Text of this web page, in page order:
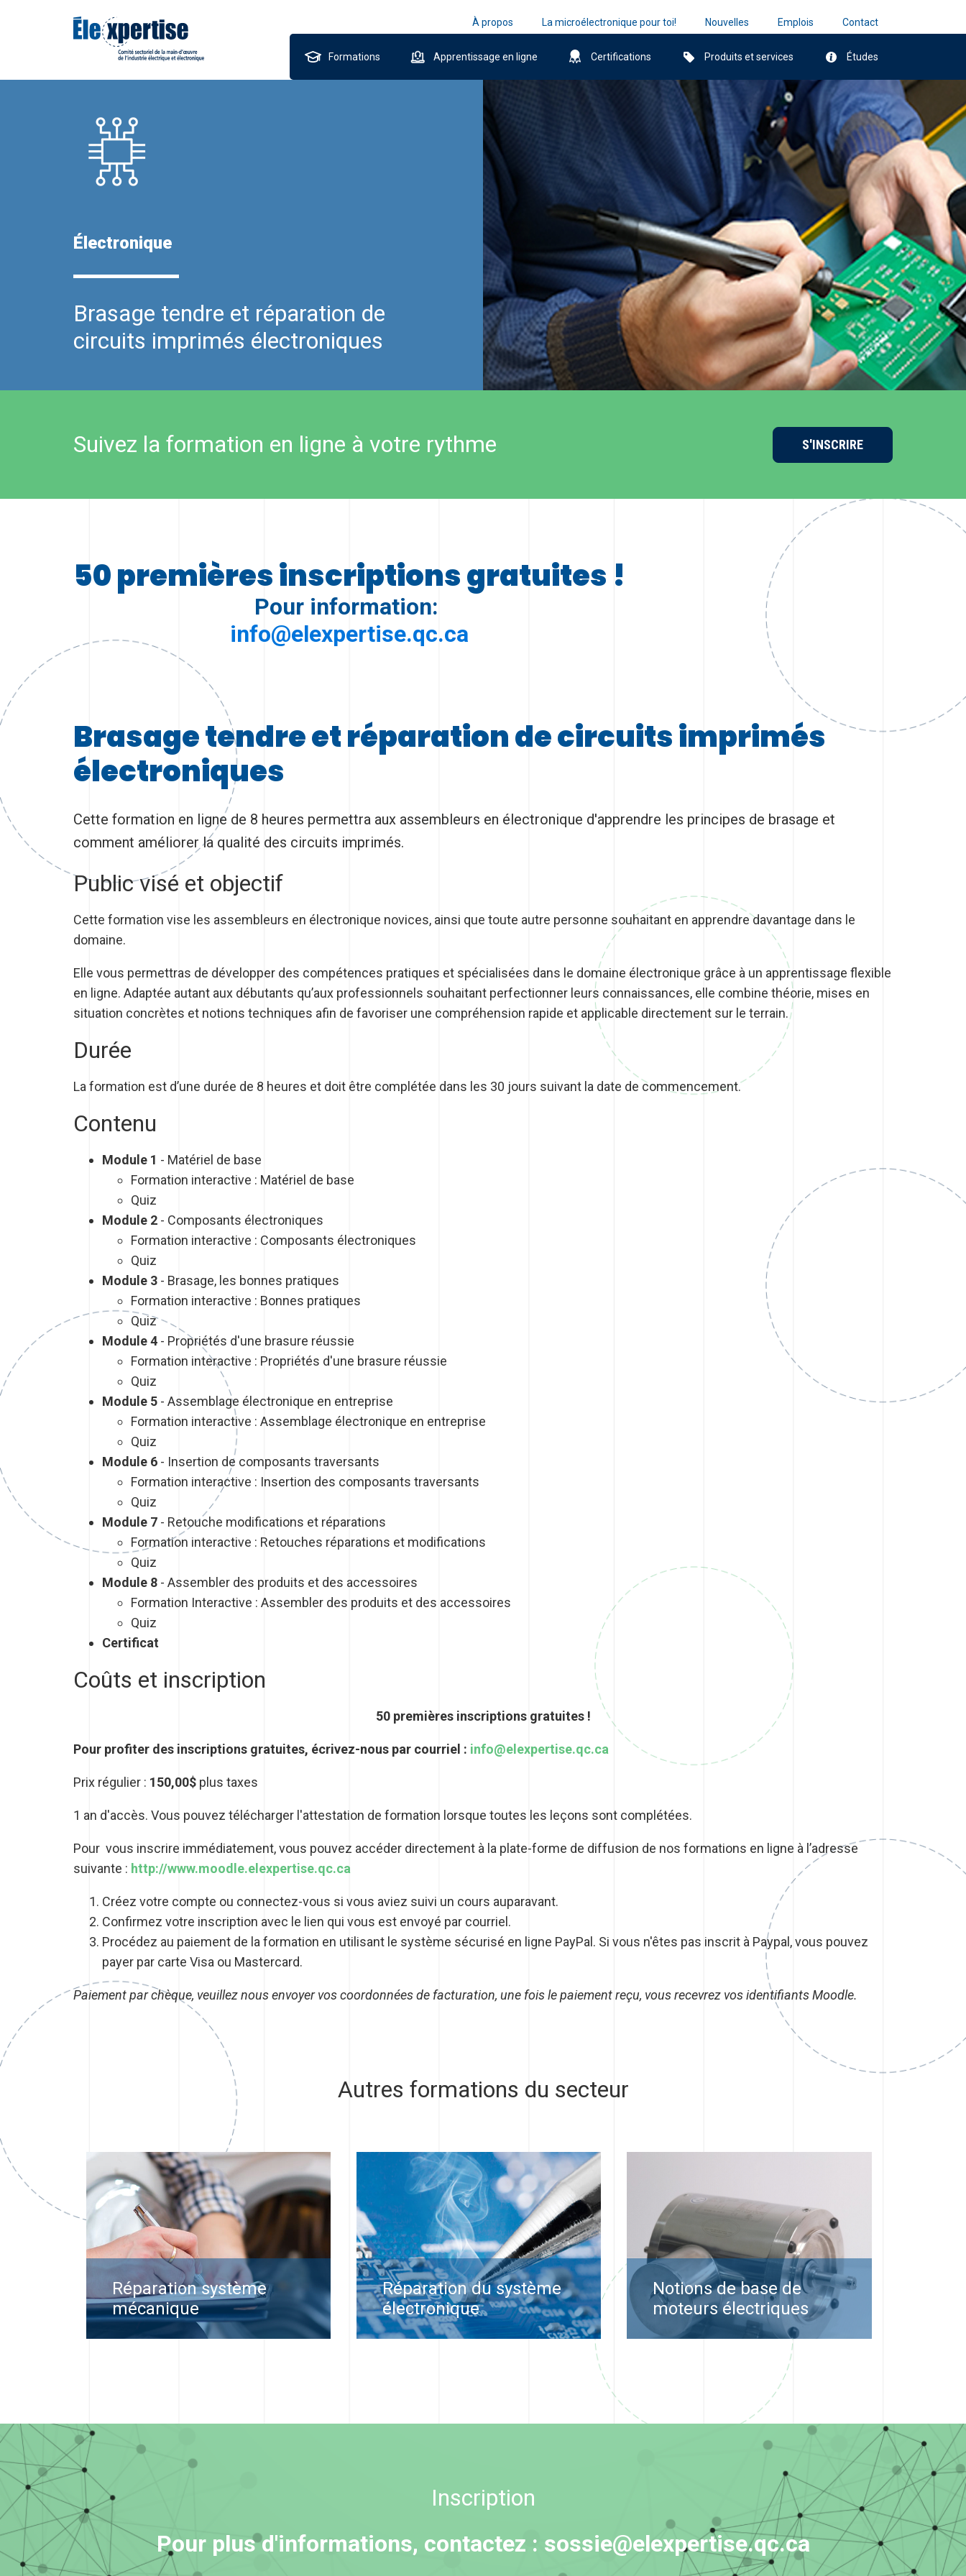
À propos La microélectronique pour toi! Nouvelles Emplois Contact
Formations Apprentissage en ligne Certifications Produits et services Études
Électronique
Brasage tendre et réparation de
circuits imprimés électroniques
Suivez la formation en ligne à votre rythme S'INSCRIRE
50 premières inscriptions gratuites !
Pour information:
info@elexpertise.qc.ca
Brasage tendre et réparation de circuits imprimés
électroniques
Cette formation en ligne de 8 heures permettra aux assembleurs en électronique d'apprendre les principes de brasage et
comment améliorer la qualité des circuits imprimés.
Public visé et objectif
Cette formation vise les assembleurs en électronique novices, ainsi que toute autre personne souhaitant en apprendre davantage dans le
domaine.
Elle vous permettras de développer des compétences pratiques et spécialisées dans le domaine électronique grâce à un apprentissage flexible
en ligne. Adaptée autant aux débutants qu’aux professionnels souhaitant perfectionner leurs connaissances, elle combine théorie, mises en
situation concrètes et notions techniques afin de favoriser une compréhension rapide et applicable directement sur le terrain.
Durée
La formation est d’une durée de 8 heures et doit être complétée dans les 30 jours suivant la date de commencement.
Contenu
Module 1 - Matériel de base
Formation interactive : Matériel de base
Quiz
Module 2 - Composants électroniques
Formation interactive : Composants électroniques
Quiz
Module 3 - Brasage, les bonnes pratiques
Formation interactive : Bonnes pratiques
Quiz
Module 4 - Propriétés d'une brasure réussie
Formation interactive : Propriétés d'une brasure réussie
Quiz
Module 5 - Assemblage électronique en entreprise
Formation interactive : Assemblage électronique en entreprise
Quiz
Module 6 - Insertion de composants traversants
Formation interactive : Insertion des composants traversants
Quiz
Module 7 - Retouche modifications et réparations
Formation interactive : Retouches réparations et modifications
Quiz
Module 8 - Assembler des produits et des accessoires
Formation Interactive : Assembler des produits et des accessoires
Quiz
Certificat
Coûts et inscription
50 premières inscriptions gratuites !
Pour profiter des inscriptions gratuites, écrivez-nous par courriel : info@elexpertise.qc.ca
Prix régulier : 150,00$ plus taxes
1 an d'accès. Vous pouvez télécharger l'attestation de formation lorsque toutes les leçons sont complétées.
Pour vous inscrire immédiatement, vous pouvez accéder directement à la plate-forme de diffusion de nos formations en ligne à l’adresse
suivante : http://www.moodle.elexpertise.qc.ca
Créez votre compte ou connectez-vous si vous aviez suivi un cours auparavant.
Confirmez votre inscription avec le lien qui vous est envoyé par courriel.
Procédez au paiement de la formation en utilisant le système sécurisé en ligne PayPal. Si vous n'êtes pas inscrit à Paypal, vous pouvez
payer par carte Visa ou Mastercard.
Paiement par chèque, veuillez nous envoyer vos coordonnées de facturation, une fois le paiement reçu, vous recevrez vos identifiants Moodle.
Autres formations du secteur
Réparation système
mécanique
Réparation du système
électronique
Notions de base de
moteurs électriques
Inscription
Pour plus d'informations, contactez : sossie@elexpertise.qc.ca